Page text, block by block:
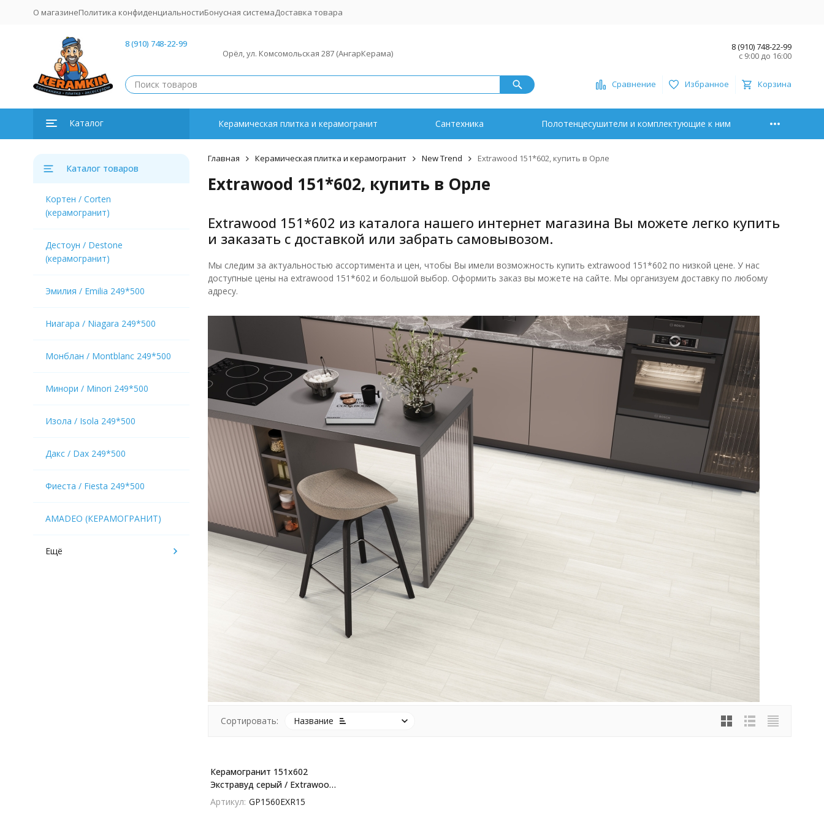
О магазинеПолитика конфиденциальностиБонусная системаДоставка товара
8 (910) 748-22-99
Орёл, ул. Комсомольская 287 (АнгарКерама)
8 (910) 748-22-99
с 9:00 до 16:00
Сравнение Избранное Корзина
Каталог Керамическая плитка и керамогранит Сантехника Полотенцесушители и комплектующие к ним
Главная Керамическая плитка и керамогранит New Trend Extrawood 151*602, купить в Орле
Extrawood 151*602, купить в Орле
Extrawood 151*602 из каталога нашего интернет магазина Вы можете легко купить
и заказать с доставкой или забрать самовывозом.
Мы следим за актуальностью ассортимента и цен, чтобы Вы имели возможность купить extrawood 151*602 по низкой цене. У нас
доступные цены на extrawood 151*602 и большой выбор. Оформить заказ вы можете на сайте. Мы организуем доставку по любому
адресу.
Сортировать: Название
Керамогранит 151x602
Экстравуд серый / Extrawood
Gray - GP1560EXR15
Артикул: GP1560EXR15
Каталог товаров
Кортен / Corten
(керамогранит)
Дестоун / Destone
(керамогранит)
Эмилия / Emilia 249*500
Ниагара / Niagara 249*500
Монблан / Montblanc 249*500
Минори / Minori 249*500
Изола / Isola 249*500
Дакс / Dax 249*500
Фиеста / Fiesta 249*500
AMADEO (КЕРАМОГРАНИТ)
Ещё